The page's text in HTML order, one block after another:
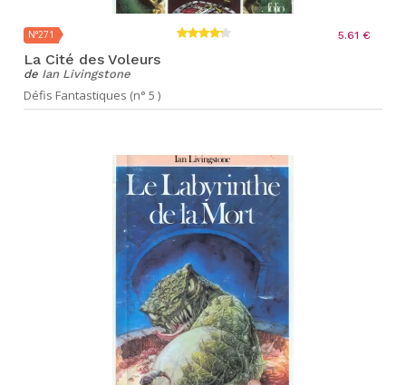
N°271 5.61 €
La Cité des Voleurs
de Ian Livingstone
Défis Fantastiques (n° 5 )